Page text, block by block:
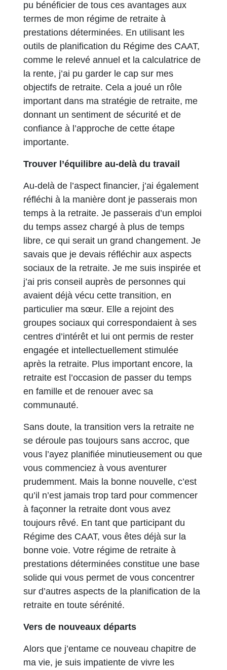
pu bénéficier de tous ces avantages aux
termes de mon régime de retraite à
prestations déterminées. En utilisant les
outils de planification du Régime des CAAT,
comme le relevé annuel et la calculatrice de
la rente, j’ai pu garder le cap sur mes
objectifs de retraite. Cela a joué un rôle
important dans ma stratégie de retraite, me
donnant un sentiment de sécurité et de
confiance à l’approche de cette étape
importante.
Trouver l’équilibre au-delà du travail
Au-delà de l’aspect financier, j’ai également
réfléchi à la manière dont je passerais mon
temps à la retraite. Je passerais d’un emploi
du temps assez chargé à plus de temps
libre, ce qui serait un grand changement. Je
savais que je devais réfléchir aux aspects
sociaux de la retraite. Je me suis inspirée et
j’ai pris conseil auprès de personnes qui
avaient déjà vécu cette transition, en
particulier ma sœur. Elle a rejoint des
groupes sociaux qui correspondaient à ses
centres d’intérêt et lui ont permis de rester
engagée et intellectuellement stimulée
après la retraite. Plus important encore, la
retraite est l’occasion de passer du temps
en famille et de renouer avec sa
communauté.
Sans doute, la transition vers la retraite ne
se déroule pas toujours sans accroc, que
vous l’ayez planifiée minutieusement ou que
vous commenciez à vous aventurer
prudemment. Mais la bonne nouvelle, c’est
qu’il n’est jamais trop tard pour commencer
à façonner la retraite dont vous avez
toujours rêvé. En tant que participant du
Régime des CAAT, vous êtes déjà sur la
bonne voie. Votre régime de retraite à
prestations déterminées constitue une base
solide qui vous permet de vous concentrer
sur d’autres aspects de la planification de la
retraite en toute sérénité.
Vers de nouveaux départs
Alors que j’entame ce nouveau chapitre de
ma vie, je suis impatiente de vivre les